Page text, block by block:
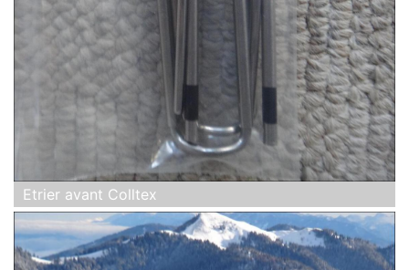
Etrier avant Colltex